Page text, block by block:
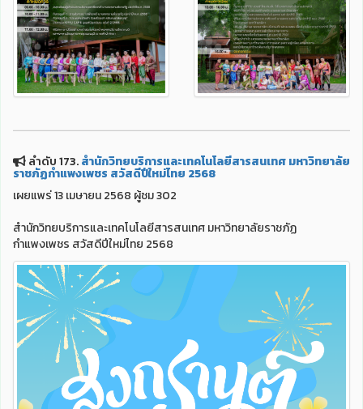
ลำดับ 173.สำนักวิทยบริการและเทคโนโลยีสารสนเทศ มหาวิทยาลัย
ราชภัฏกำแพงเพชร สวัสดีปีใหม่ไทย 2568
เผยแพร่ 13 เมษายน 2568 ผู้ชม 302
สำนักวิทยบริการและเทคโนโลยีสารสนเทศ มหาวิทยาลัยราชภัฏ
กำแพงเพชร สวัสดีปีใหม่ไทย 2568